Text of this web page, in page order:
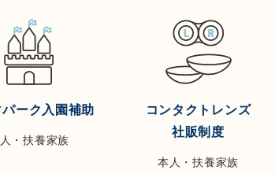
ーク入園補助
・扶養家族
コンタクトレンズ
社販制度
本人・扶養家族